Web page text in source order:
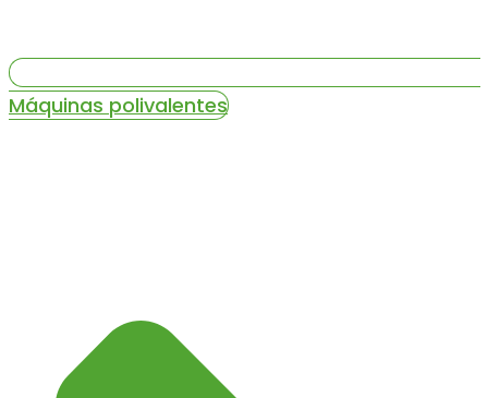
Máquinas polivalentes